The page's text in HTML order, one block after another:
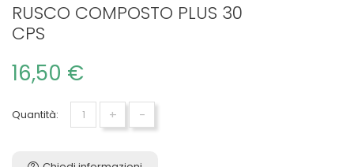
RUSCO COMPOSTO PLUS 30
CPS
16,50 €
Quantità: + -